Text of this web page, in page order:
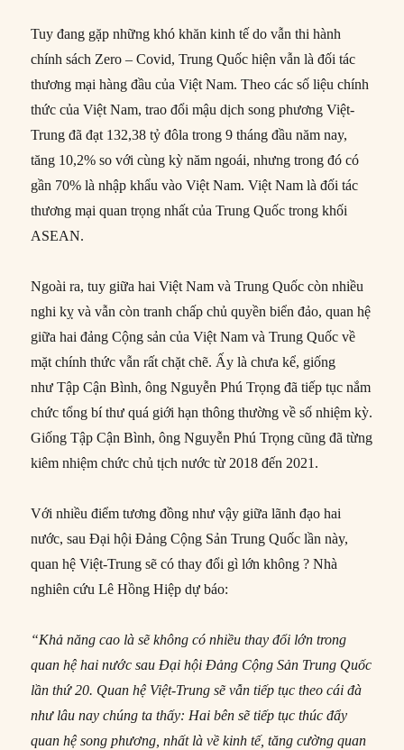
Tuy đang gặp những khó khăn kinh tế do vẫn thi hành
chính sách Zero – Covid, Trung Quốc hiện vẫn là đối tác
thương mại hàng đầu của Việt Nam. Theo các số liệu chính
thức của Việt Nam, trao đổi mậu dịch song phương Việt-
Trung đã đạt 132,38 tỷ đôla trong 9 tháng đầu năm nay,
tăng 10,2% so với cùng kỳ năm ngoái, nhưng trong đó có
gần 70% là nhập khẩu vào Việt Nam. Việt Nam là đối tác
thương mại quan trọng nhất của Trung Quốc trong khối
ASEAN.
Ngoài ra, tuy giữa hai Việt Nam và Trung Quốc còn nhiều
nghi kỵ và vẫn còn tranh chấp chủ quyền biển đảo, quan hệ
giữa hai đảng Cộng sản của Việt Nam và Trung Quốc về
mặt chính thức vẫn rất chặt chẽ. Ấy là chưa kể, giống
như Tập Cận Bình, ông Nguyễn Phú Trọng đã tiếp tục nắm
chức tổng bí thư quá giới hạn thông thường về số nhiệm kỳ.
Giống Tập Cận Bình, ông Nguyễn Phú Trọng cũng đã từng
kiêm nhiệm chức chủ tịch nước từ 2018 đến 2021.
Với nhiều điểm tương đồng như vậy giữa lãnh đạo hai
nước, sau Đại hội Đảng Cộng Sản Trung Quốc lần này,
quan hệ Việt-Trung sẽ có thay đổi gì lớn không ? Nhà
nghiên cứu Lê Hồng Hiệp dự báo:
“Khả năng cao là sẽ không có nhiều thay đổi lớn trong
quan hệ hai nước sau Đại hội Đảng Cộng Sản Trung Quốc
lần thứ 20. Quan hệ Việt-Trung sẽ vẫn tiếp tục theo cái đà
như lâu nay chúng ta thấy: Hai bên sẽ tiếp tục thúc đẩy
quan hệ song phương, nhất là về kinh tế, tăng cường quan